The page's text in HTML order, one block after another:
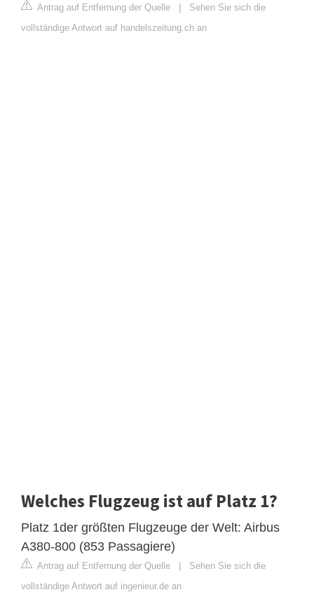
Antrag auf Entfernung der Quelle | Sehen Sie sich die
vollständige Antwort auf handelszeitung.ch an
Welches Flugzeug ist auf Platz 1?
Platz 1der größten Flugzeuge der Welt: Airbus
A380-800 (853 Passagiere)
Antrag auf Entfernung der Quelle | Sehen Sie sich die
vollständige Antwort auf ingenieur.de an